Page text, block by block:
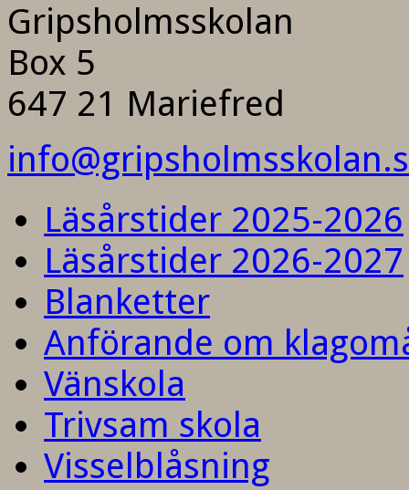
Gripsholmsskolan
Box 5
647 21 Mariefred
Läsårstider 2025-2026
Läsårstider 2026-2027
Blanketter
Anförande om
Vänskola
Trivsam skola
Visselblåsning